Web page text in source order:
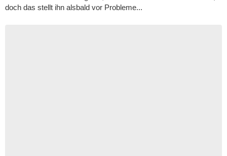
doch das stellt ihn alsbald vor Probleme...